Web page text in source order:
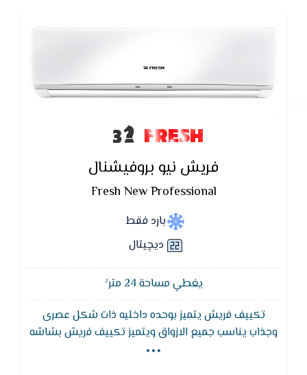
FRESH
فريش نيو بروفيشنال
Fresh New Professional
بارد فقط
ديچيتال
يغطي مساحة 24 متر²
تكييف فريش يتميز بوحده داخليه ذات شكل عصرى
وجذاب يناسب جميع الازواق ويتميز تكييف فريش بشاشه
عرض ديجيتال لعرض درجة الحرارة ونظام التشغيل ويتميز
...